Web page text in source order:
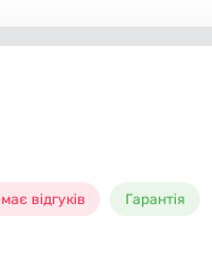
відгуків Гарантія